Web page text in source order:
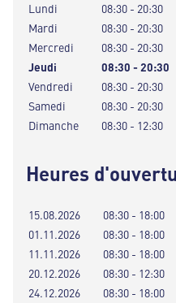
Lundi
08:30 - 20:30
Mardi
08:30 - 20:30
Mercredi
08:30 - 20:30
Jeudi
08:30 - 20:30
Vendredi
08:30 - 20:30
Samedi
08:30 - 20:30
Dimanche
08:30 - 12:30
Heures
15.08.2026
08:30 - 18:00
01.11.2026
08:30 - 18:00
11.11.2026
08:30 - 18:00
20.12.2026
08:30 - 12:30
24.12.2026
08:30 - 18:00